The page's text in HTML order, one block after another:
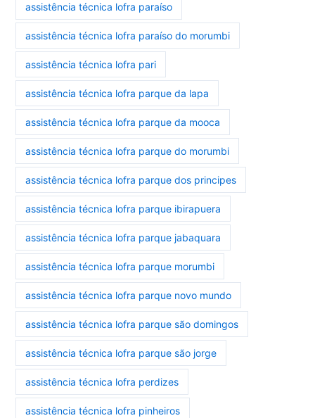
assistência técnica lofra paraíso
assistência técnica lofra paraíso do morumbi
assistência técnica lofra pari
assistência técnica lofra parque da lapa
assistência técnica lofra parque da mooca
assistência técnica lofra parque do morumbi
assistência técnica lofra parque dos principes
assistência técnica lofra parque ibirapuera
assistência técnica lofra parque jabaquara
assistência técnica lofra parque morumbi
assistência técnica lofra parque novo mundo
assistência técnica lofra parque são domingos
assistência técnica lofra parque são jorge
assistência técnica lofra perdizes
assistência técnica lofra pinheiros